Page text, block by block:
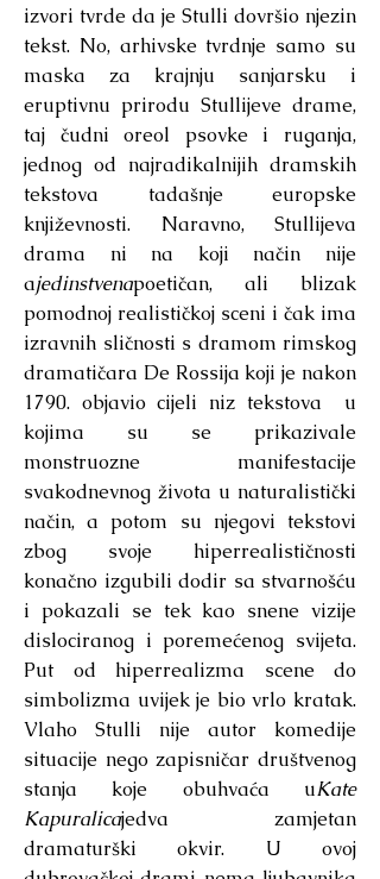
izvori tvrde da je Stulli dovršio njezin
tekst. No, arhivske tvrdnje samo su
maska za krajnju sanjarsku i
eruptivnu prirodu Stullijeve drame,
taj čudni oreol psovke i ruganja,
jednog od najradikalnijih dramskih
tekstova tadašnje europske
književnosti. Naravno, Stullijeva
drama ni na koji način nije
ajedinstvenapoetičan, ali blizak
pomodnoj realističkoj sceni i čak ima
izravnih sličnosti s dramom rimskog
dramatičara De Rossija koji je nakon
1790. objavio cijeli niz tekstova u
kojima su se prikazivale
monstruozne manifestacije
svakodnevnog života u naturalistički
način, a potom su njegovi tekstovi
zbog svoje hiperrealističnosti
konačno izgubili dodir sa stvarnošću
i pokazali se tek kao snene vizije
dislociranog i poremećenog svijeta.
Put od hiperrealizma scene do
simbolizma uvijek je bio vrlo kratak.
Vlaho Stulli nije autor komedije
situacije nego zapisničar društvenog
stanja koje obuhvaća uKate
Kapuralicajedva zamjetan
dramaturški okvir. U ovoj